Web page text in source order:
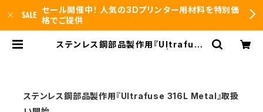
セール開催中！ 人気の3Dプリンター用材料を特別価
格でご提供
ステンレス鋼部品製作用『Ultrafuse
ステンレス鋼部品製作用『Ultrafuse 316L Metal』取扱